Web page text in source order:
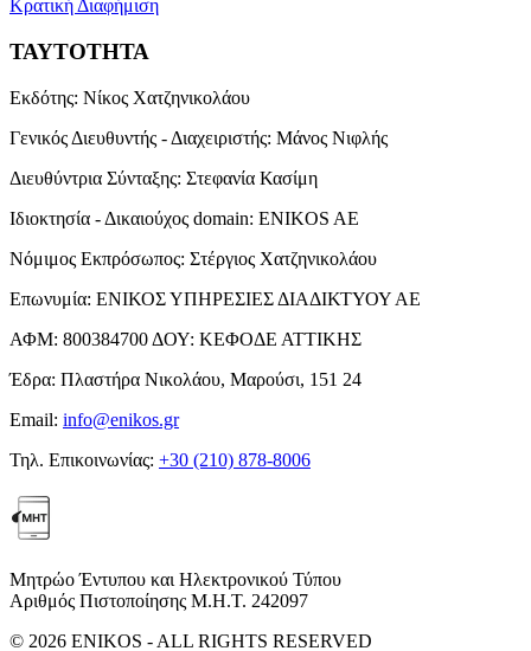
Κρατική Διαφήμιση
ΤΑΥΤΟΤΗΤΑ
Εκδότης: Νίκος Χατζηνικολάου
Γενικός Διευθυντής - Διαχειριστής: Μάνος Νιφλής
Διευθύντρια Σύνταξης: Στεφανία Κασίμη
Ιδιοκτησία - Δικαιούχος domain: ENIKOS AE
Νόμιμος Εκπρόσωπος: Στέργιος Χατζηνικολάου
Επωνυμία: ΕΝΙΚΟΣ ΥΠΗΡΕΣΙΕΣ ΔΙΑΔΙΚΤΥΟΥ ΑΕ
ΑΦΜ: 800384700 ΔΟΥ: ΚΕΦΟΔΕ ΑΤΤΙΚΗΣ
Έδρα: Πλαστήρα Νικολάου, Μαρούσι, 151 24
Email: info@enikos.gr
Τηλ. Επικοινωνίας: +30 (210) 878-8006
Μητρώο Έντυπου και Ηλεκτρονικού Τύπου
Αριθμός Πιστοποίησης Μ.Η.Τ. 242097
© 2026 ENIKOS - ALL RIGHTS RESERVED